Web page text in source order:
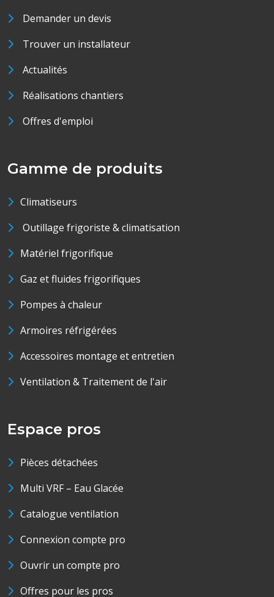
Demander un devis
Trouver un installateur
Actualités
Réalisations chantiers
Offres d'emploi
Gamme de produits
Climatiseurs
Outillage frigoriste & climatisation
Matériel frigorifique
Gaz et fluides frigorifiques
Pompes à chaleur
Armoires réfrigérées
Accessoires montage et entretien
Ventilation & Traitement de l'air
Espace pros
Pièces détachées
Multi VRF – Eau Glacée
Catalogue ventilation
Connexion compte pro
Ouvrir un compte pro
Offres pour les pros